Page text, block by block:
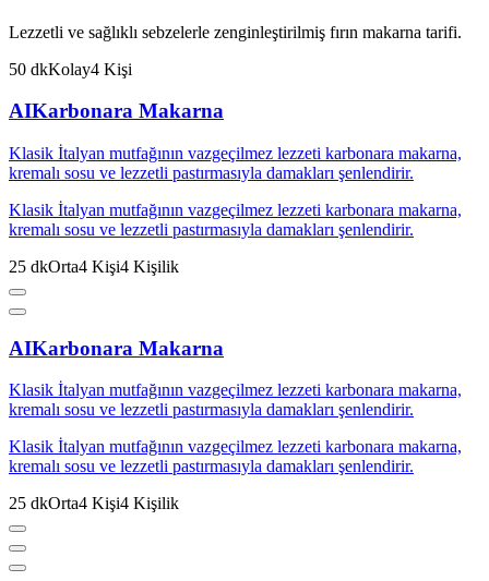
Lezzetli ve sağlıklı sebzelerle zenginleştirilmiş fırın makarna tarifi.
50 dkKolay4 Kişi
AIKarbonara Makarna
Klasik İtalyan mutfağının vazgeçilmez lezzeti karbonara makarna,
kremalı sosu ve lezzetli pastırmasıyla damakları şenlendirir.
Klasik İtalyan mutfağının vazgeçilmez lezzeti karbonara makarna,
kremalı sosu ve lezzetli pastırmasıyla damakları şenlendirir.
25 dkOrta4 Kişi4 Kişilik
AIKarbonara Makarna
Klasik İtalyan mutfağının vazgeçilmez lezzeti karbonara makarna,
kremalı sosu ve lezzetli pastırmasıyla damakları şenlendirir.
Klasik İtalyan mutfağının vazgeçilmez lezzeti karbonara makarna,
kremalı sosu ve lezzetli pastırmasıyla damakları şenlendirir.
25 dkOrta4 Kişi4 Kişilik